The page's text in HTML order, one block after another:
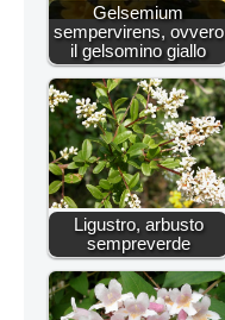
Gelsemium
sempervirens, ovvero
il gelsomino giallo
Ligustro, arbusto
sempreverde